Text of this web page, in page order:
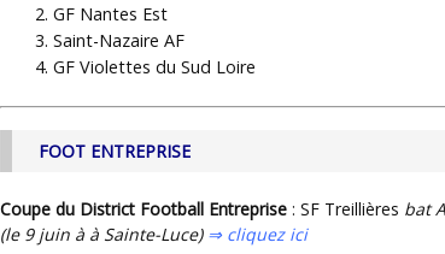
GF Nantes Est
Saint-Nazaire AF
GF Violettes du Sud Loire
FOOT ENTREPRISE
Coupe du District Football Entreprise : SF Treillières bat
(le 9 juin à à Sainte-Luce) ⇒ cliquez ici